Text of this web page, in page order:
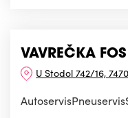
VAVREČKA
U Stodol 742/16,